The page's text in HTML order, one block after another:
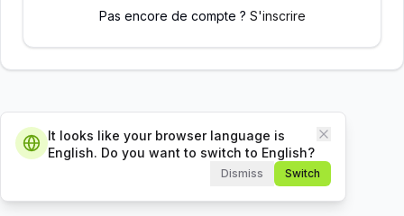
Pas encore de compte ? S'inscrire
It looks like your browser language is
English. Do you want to switch to English?
Dismiss Switch